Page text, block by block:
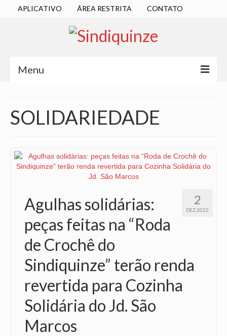
APLICATIVO ÁREA RESTRITA CONTATO
Menu
SINDICATO
ESTATUTO
LOCALIZAÇÃO
QUEM SOMOS
NOSSA HISTÓRIA
SUBSEDES
ARAÇATUBA
BAURU
PRESIDENTE PRUDENTE
SOLIDARIEDADE
2
DEZ 2022
Agulhas solidárias:
peças feitas na “Roda
de Crochê do
Sindiquinze” terão renda
revertida para Cozinha
Solidária do Jd. São
Marcos